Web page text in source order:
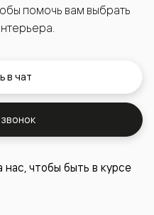
помочь вам выбрать
в чат
чтобы быть в курсе